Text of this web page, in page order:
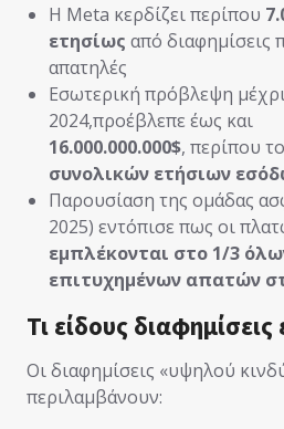
Η Meta κερδίζει περίπου
ετησίως από διαφημίσεις
απατηλές
Εσωτερική πρόβλεψη
2024,προέβλεπε έως και
16.000.000.000$, περίπου το
συνολικών ετήσιων
Παρουσίαση της ομάδας
2025) εντόπισε πως οι
εμπλέκονται στο 1/3
επιτυχημένων απατών
Τι είδους διαφημίσεις
Οι διαφημίσεις «υψηλού
περιλαμβάνουν: